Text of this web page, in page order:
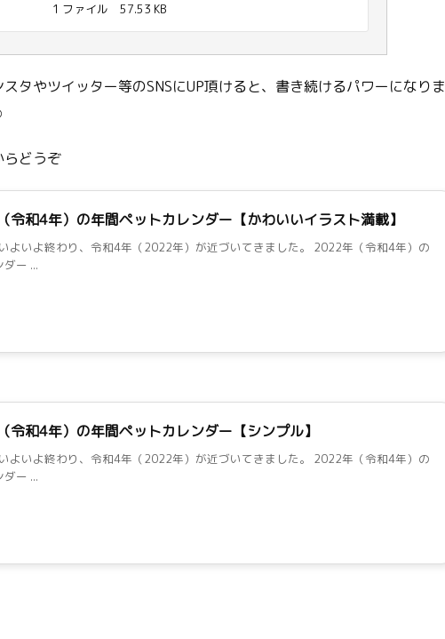
1 ファイル 57.53 KB
タやツイッター等のSNSにUP頂けると、書き続けるパワーになりま
どうぞ
令和4年）の年間ペットカレンダー【かわいいイラスト満載】
よいよ終わり、令和4年（2022年）が近づいてきました。 2022年（令和4年）の
ー ...
令和4年）の年間ペットカレンダー【シンプル】
よいよ終わり、令和4年（2022年）が近づいてきました。 2022年（令和4年）の
ー ...